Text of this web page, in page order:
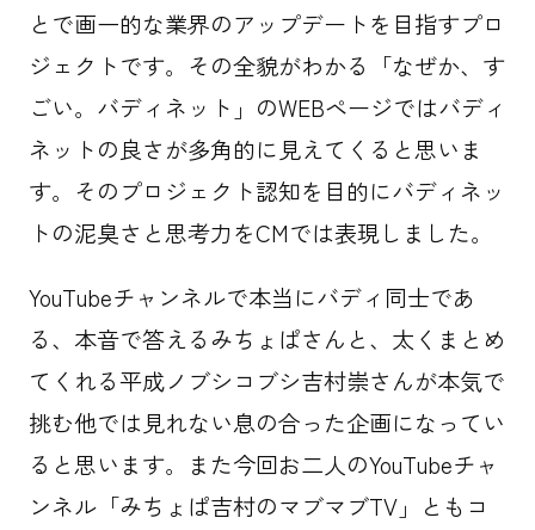
とで画一的な業界のアップデートを目指すプロ
ジェクトです。その全貌がわかる「なぜか、す
ごい。バディネット」のWEBページではバディ
ネットの良さが多角的に見えてくると思いま
す。そのプロジェクト認知を目的にバディネッ
トの泥臭さと思考力をCMでは表現しました。
YouTubeチャンネルで本当にバディ同士であ
る、本音で答えるみちょぱさんと、太くまとめ
てくれる平成ノブシコブシ吉村崇さんが本気で
挑む他では見れない息の合った企画になってい
ると思います。また今回お二人のYouTubeチャ
ンネル「みちょぱ吉村のマブマブTV」ともコ